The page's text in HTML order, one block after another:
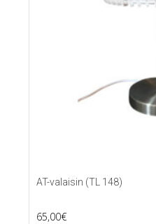
AT-valaisin (TL 148)
65,00€